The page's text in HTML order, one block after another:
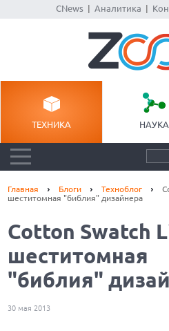
CNews| Аналитика
ТЕХНИКА НАУКА
Главная Блоги Техноблог
шеститомная "библия" дизайнера
Cotton Swatch
шеститомная
"библия"
30 мая 2013